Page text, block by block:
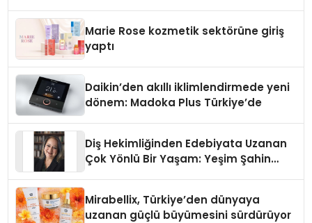
Marie Rose kozmetik sektörüne giriş
yaptı
Daikin’den akıllı iklimlendirmede yeni
dönem: Madoka Plus Türkiye’de
Diş Hekimliğinden Edebiyata Uzanan
Çok Yönlü Bir Yaşam: Yeşim Şahin
Mirabellix, Türkiye’den dünyaya
uzanan güçlü büyümesini sürdürüyor